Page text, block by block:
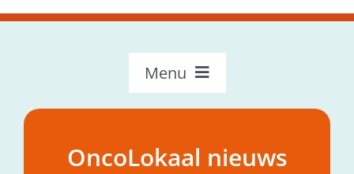
Menu
Over OncoLokaal
Mijn hulpvraagOncoLokaal nieuws